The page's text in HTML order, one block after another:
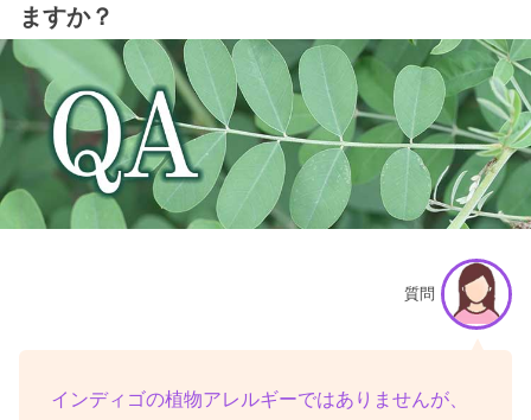
ますか？
質問
インディゴの植物アレルギーではありませんが、